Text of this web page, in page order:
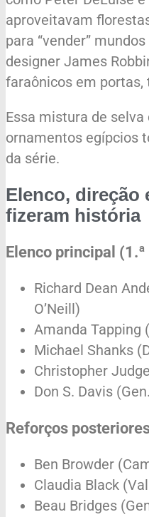
aproveitavam
para “vender”
designer James
faraônicos em portas,
Essa mistura de
ornamentos egípcios
da série.
Elenco, direção
fizeram história
Elenco principal
Richard Dean
O’Neill)
Amanda Tapping
Michael Shanks
Christopher
Don S. Davis
Reforços
Ben Browder
Claudia Black
Beau Bridges